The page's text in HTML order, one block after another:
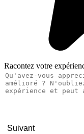
Racontez votre
Suivant